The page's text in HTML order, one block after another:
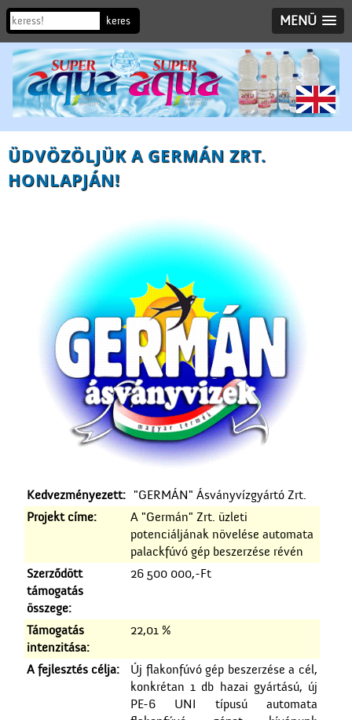
MENÜ
ÜDVÖZÖLJÜK A GERMÁN ZRT.
HONLAPJÁN!
Kedvezményezett: "GERMÁN" Ásványvízgyártó Zrt.
Projekt címe:
A "Germán" Zrt. üzleti
potenciáljának növelése automata
palackfúvó gép beszerzése révén
Szerződött
támogatás
összege:
26 500 000,-Ft
Támogatás
intenzitása:
22,01 %
A fejlesztés célja:
Új flakonfúvó gép beszerzése a cél,
konkrétan 1 db hazai gyártású, új
PE-6 UNI típusú automata